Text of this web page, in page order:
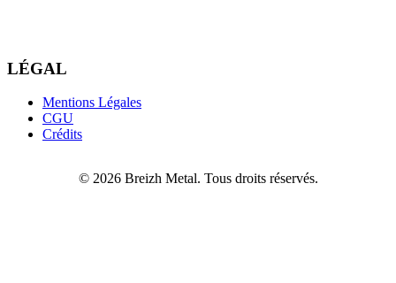
LÉGAL
Mentions Légales
CGU
Crédits
© 2026 Breizh Metal. Tous droits réservés.